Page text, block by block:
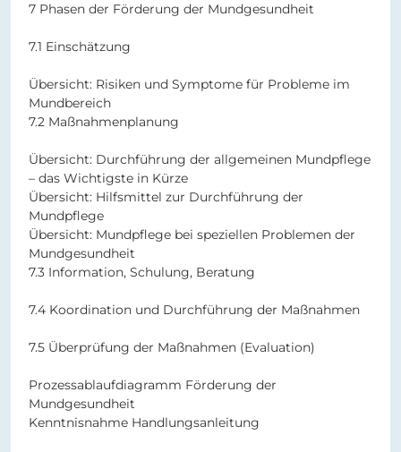
7 Phasen der Förderung der Mundgesundheit
7.1 Einschätzung
Übersicht: Risiken und Symptome für Probleme im
Mundbereich
7.2 Maßnahmenplanung
Übersicht: Durchführung der allgemeinen Mundpflege
– das Wichtigste in Kürze
Übersicht: Hilfsmittel zur Durchführung der
Mundpflege
Übersicht: Mundpflege bei speziellen Problemen der
Mundgesundheit
7.3 Information, Schulung, Beratung
7.4 Koordination und Durchführung der Maßnahmen
7.5 Überprüfung der Maßnahmen (Evaluation)
Prozessablaufdiagramm Förderung der
Mundgesundheit
Kenntnisnahme Handlungsanleitung